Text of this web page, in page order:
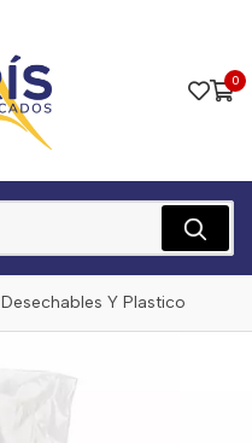
0
Desechables Y Plastico